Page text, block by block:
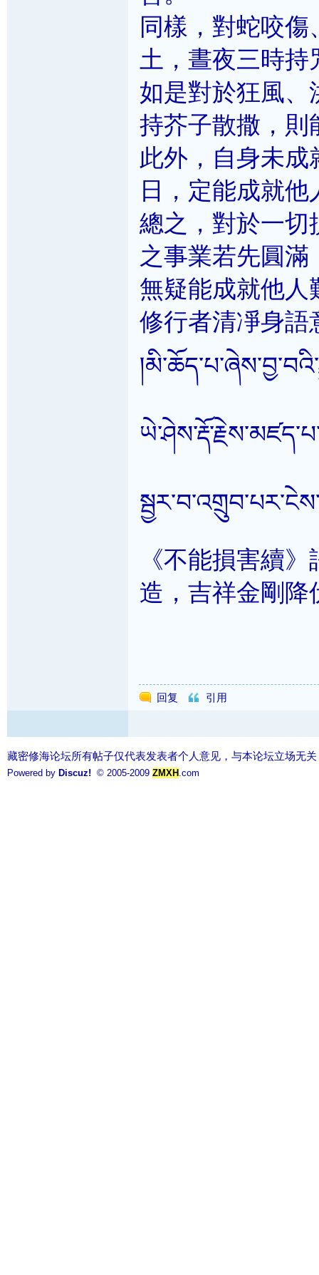
同樣，對蛇咬
土，晝夜三時
如是對於狂風、
持芥子散撒，則
此外，自身未成
日，定能成就
總之，對於一切
之事業若先圓
無疑能成就他人
修行者清凈身語
《不能損害續
造，吉祥金剛降
回复 引用
藏密修海论坛所有帖子仅代表发表者个人意见，与本论坛立场无关
Powered by Discuz! © 2005-2009 ZMXH .com